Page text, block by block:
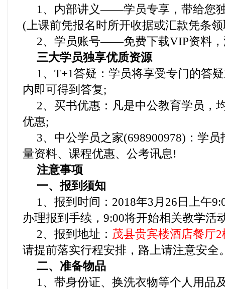
1、内部讲义——学员专享，带给您
(上课前凭报名时所开收据或汇款凭条
2、学员账号——免费下载VIP资料
三大学员独享优质资源
1、T+1答疑：学员将享受专门的答
内即可得到答复;
2、买书优惠：凡是中公教育学员，
优惠;
3、中公学员之家(698900978)：学
量资料、课程优惠、公考讯息!
注意事项
一、报到须知
1、报到时间：2018年3月26日上午
办理报到手续，9:00将开始相关教学活
2、报到地址： 茂县贵宾楼酒店餐厅
请提前落实行程安排，路上请注意安全
二、准备物品
1、带身份证、换洗衣物等个人用品